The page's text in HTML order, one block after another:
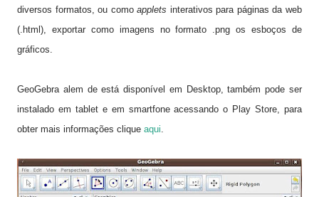
diversos formatos, ou comoapplets interativos para páginas da web
(.html), exportar como imagens no formato .png os esboços de
gráficos.
GeoGebra alem de está disponível em Desktop, também pode ser
instalado em tablet e em smartfone acessando o Play Store, para
obter mais informações clique aqui.